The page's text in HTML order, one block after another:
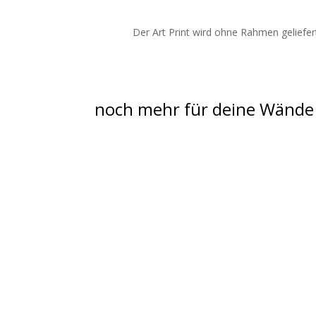
Der Art Print wird ohne Rahmen
noch mehr für deine Wände